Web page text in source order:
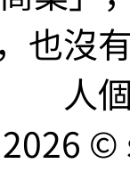
也沒
人
2026 ©